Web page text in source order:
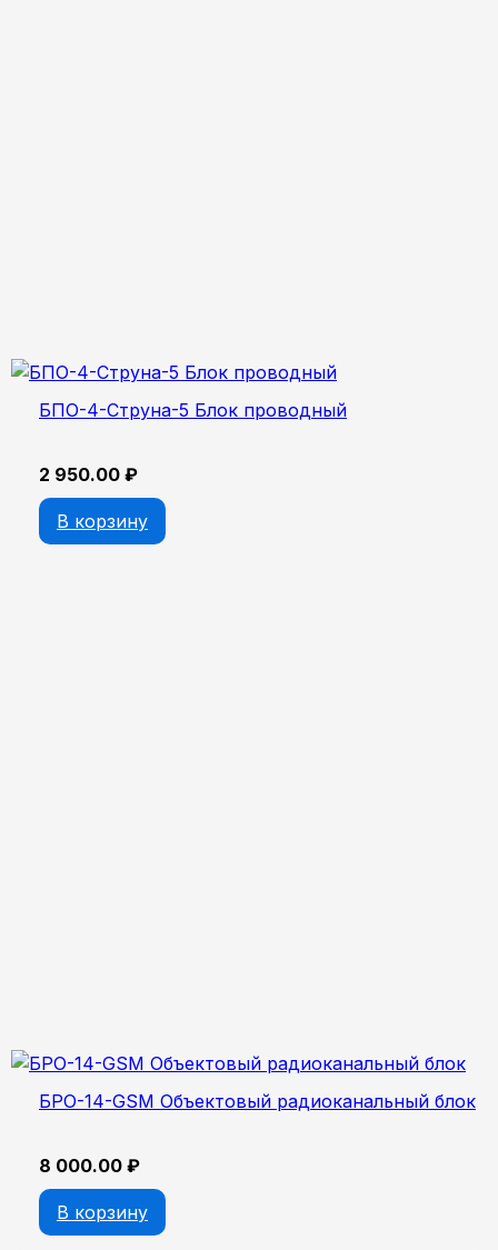
БПО-4-Струна-5 Блок проводный
2 950.00 ₽
В корзину
БРО-14-GSM Объектовый радиоканальный блок
8 000.00 ₽
В корзину